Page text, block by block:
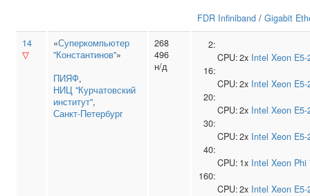
FDR Infiniband / Gigabit
14
▽
«Суперкомпьютер
"Константинов"»
ПИЯФ,
НИЦ "Курчатовский
институт",
Санкт-Петербург
268
496
н/д
2:
CPU:2x Intel Xeon E5-
16:
CPU:2x Intel Xeon E5-
20:
CPU:2x Intel Xeon E5-
30:
CPU:2x Intel Xeon E5-
40:
CPU: 1x Intel Xeon Phi
160:
CPU:2x Intel Xeon E5-